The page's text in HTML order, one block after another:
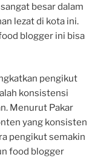
besar dalam
lezat di kota ini.
blogger ini bisa
pengikut
konsistensi
Menurut Pakar
yang konsisten
pengikut semakin
food blogger